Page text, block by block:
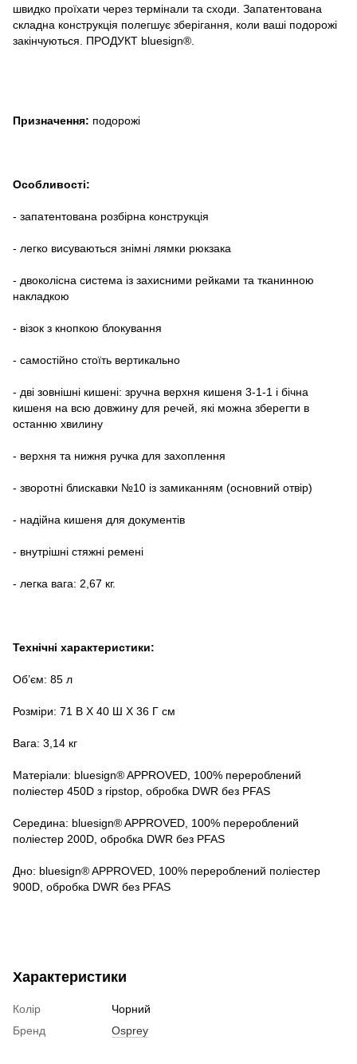
швидко проїхати через термінали та сходи. Запатентована
складна конструкція полегшує зберігання, коли ваші подорожі
закінчуються. ПРОДУКТ bluesign®.
Призначення: подорожі
Особливості:
- запатентована розбірна конструкція
- легко висуваються знімні лямки рюкзака
- двоколісна система із захисними рейками та тканинною
накладкою
- візок з кнопкою блокування
- самостійно стоїть вертикально
- дві зовнішні кишені: зручна верхня кишеня 3-1-1 і бічна
кишеня на всю довжину для речей, які можна зберегти в
останню хвилину
- верхня та нижня ручка для захоплення
- зворотні блискавки №10 із замиканням (основний отвір)
- надійна кишеня для документів
- внутрішні стяжні ремені
- легка вага: 2,67 кг.
Технічні характеристики:
Об’єм: 85 л
Розміри: 71 В X 40 Ш X 36 Г см
Вага: 3,14 кг
Матеріали: bluesign® APPROVED, 100% перероблений
поліестер 450D з ripstop, обробка DWR без PFAS
Середина: bluesign® APPROVED, 100% перероблений
поліестер 200D, обробка DWR без PFAS
Дно: bluesign® APPROVED, 100% перероблений поліестер
900D, обробка DWR без PFAS
Характеристики
Колір
Чорний
Бренд
Osprey